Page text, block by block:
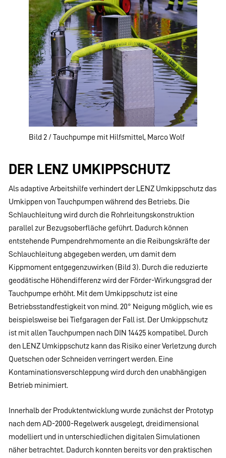
Bild 2 / Tauchpumpe mit Hilfsmittel, Marco Wolf
DER LENZ UMKIPPSCHUTZ
Als adaptive Arbeitshilfe verhindert der LENZ Umkippschutz das
Umkippen von Tauchpumpen während des Betriebs. Die
Schlauchleitung wird durch die Rohrleitungskonstruktion
parallel zur Bezugsoberfläche geführt. Dadurch können
entstehende Pumpendrehmomente an die Reibungskräfte der
Schlauchleitung abgegeben werden, um damit dem
Kippmoment entgegenzuwirken (Bild 3). Durch die reduzierte
geodätische Höhendifferenz wird der Förder-Wirkungsgrad der
Tauchpumpe erhöht. Mit dem Umkippschutz ist eine
Betriebsstandfestigkeit von mind. 20° Neigung möglich, wie es
beispielsweise bei Tiefgaragen der Fall ist. Der Umkippschutz
ist mit allen Tauchpumpen nach DIN 14425 kompatibel. Durch
den LENZ Umkippschutz kann das Risiko einer Verletzung durch
Quetschen oder Schneiden verringert werden. Eine
Kontaminationsverschleppung wird durch den unabhängigen
Betrieb minimiert.
Innerhalb der Produktentwicklung wurde zunächst der Prototyp
nach dem AD-2000-Regelwerk ausgelegt, dreidimensional
modelliert und in unterschiedlichen digitalen Simulationen
näher betrachtet. Dadurch konnten bereits vor den praktischen